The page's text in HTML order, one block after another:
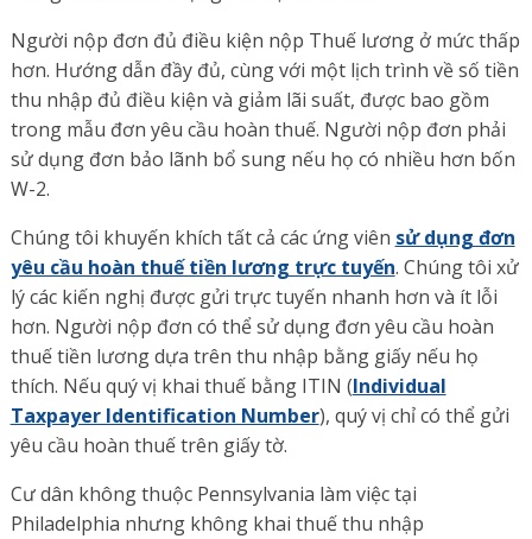
Người nộp đơn đủ điều kiện nộp Thuế lương ở mức thấp
hơn. Hướng dẫn đầy đủ, cùng với một lịch trình về số tiền
thu nhập đủ điều kiện và giảm lãi suất, được bao gồm
trong mẫu đơn yêu cầu hoàn thuế. Người nộp đơn phải
sử dụng đơn bảo lãnh bổ sung nếu họ có nhiều hơn bốn
W-2.
Chúng tôi khuyến khích tất cả các ứng viên sử dụng đơn
yêu cầu hoàn thuế tiền lương trực tuyến. Chúng tôi xử
lý các kiến nghị được gửi trực tuyến nhanh hơn và ít lỗi
hơn. Người nộp đơn có thể sử dụng đơn yêu cầu hoàn
thuế tiền lương dựa trên thu nhập bằng giấy nếu họ
thích. Nếu quý vị khai thuế bằng ITIN (Individual
Taxpayer Identification Number), quý vị chỉ có thể gửi
yêu cầu hoàn thuế trên giấy tờ.
Cư dân không thuộc Pennsylvania làm việc tại
Philadelphia nhưng không khai thuế thu nhập